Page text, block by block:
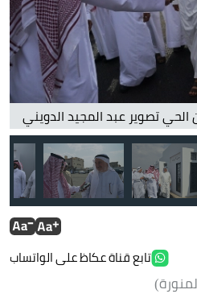
تصوير عبد المجيد الدويني
تابع قناة عكاظ على الواتساب